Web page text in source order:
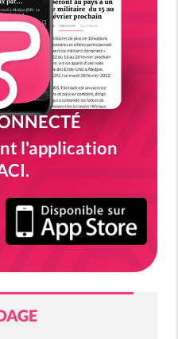
l'application